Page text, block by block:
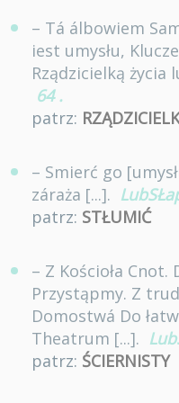
– Tá álbowiem
iest umysłu,
Rządzicielką życia
64 .
patrz:
– Smierć go
záraża [...].
patrz: STŁUMIĆ
– Z Kościoła Cnot.
Przystąpmy. Z
Domostwá Do
Theatrum [...].
patrz: ŚCIERNISTY